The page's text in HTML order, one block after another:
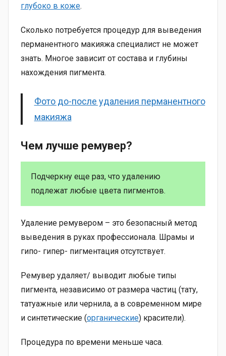
глубоко в коже.
Сколько потребуется процедур для выведения
перманентного макияжа специалист не может
знать. Многое зависит от состава и глубины
нахождения пигмента.
Фото до-после удаления перманентного
макияжа
Чем лучше ремувер?
Подчеркну еще раз, что удалению
подлежат любые цвета пигментов.
Удаление ремувером – это безопасный метод
выведения в руках профессионала. Шрамы и
гипо- гипер- пигментация отсутствует.
Ремувер удаляет/ выводит любые типы
пигмента, независимо от размера частиц (тату,
татуажные или чернила, а в современном мире
и синтетические (органические) красители).
Процедура по времени меньше часа.